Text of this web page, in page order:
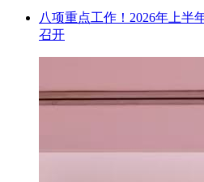
八项重点工作！2026年上半
召开